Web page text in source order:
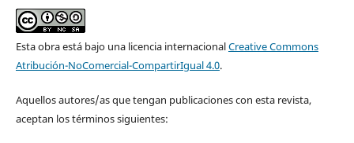
Esta obra está bajo una licencia internacionalCreative Commons
Atribución-NoComercial-CompartirIgual 4.0.
Aquellos autores/as que tengan publicaciones con esta revista,
aceptan los términos siguientes: